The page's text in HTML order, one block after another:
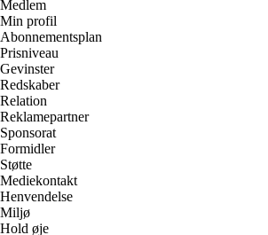
Medlem
Min profil
Abonnementsplan
Prisniveau
Gevinster
Redskaber
Relation
Reklamepartner
Sponsorat
Formidler
Støtte
Mediekontakt
Henvendelse
Miljø
Hold øje